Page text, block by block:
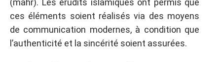
(mahr). Les érudits islamiques ont permis que
ces éléments soient réalisés via des moyens
de communication modernes, à condition que
l’authenticité et la sincérité soient assurées.